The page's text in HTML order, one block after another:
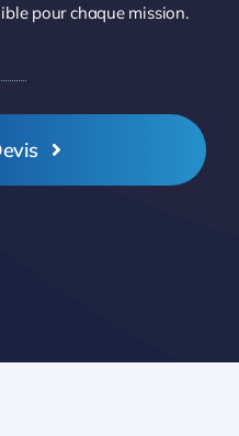
pour chaque mission.